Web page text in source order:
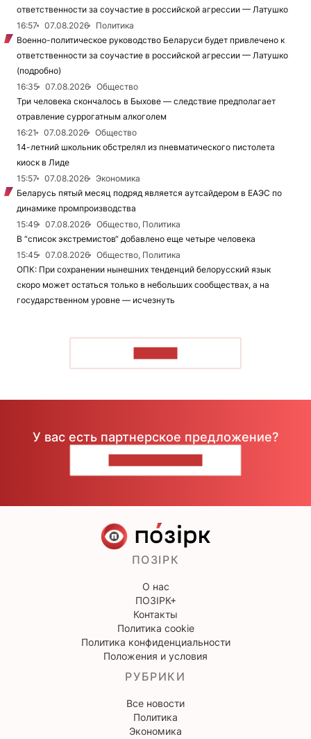
ответственности за соучастие в российской агрессии — Латушко
16:57
07.08.2026
Политика
Военно-политическое руководство Беларуси будет привлечено к
ответственности за соучастие в российской агрессии — Латушко
(подробно)
16:35
07.08.2026
Общество
Три человека скончалось в Быхове — следствие предполагает
отравление суррогатным алкоголем
16:21
07.08.2026
Общество
14-летний школьник обстрелял из пневматического пистолета
киоск в Лиде
15:57
07.08.2026
Экономика
Беларусь пятый месяц подряд является аутсайдером в ЕАЭС по
динамике промпроизводства
15:49
07.08.2026
Общество, Политика
В “список экстремистов“ добавлено еще четыре человека
15:45
07.08.2026
Общество, Политика
ОПК: При сохранении нынешних тенденций белорусский язык
скоро может остаться только в небольших сообществах, а на
государственном уровне — исчезнуть
У вас есть партнерское предложение?
ПОЗІРК
О нас
ПОЗІРК+
Контакты
Политика cookie
Политика конфиденциальности
Положения и условия
РУБРИКИ
Все новости
Политика
Экономика